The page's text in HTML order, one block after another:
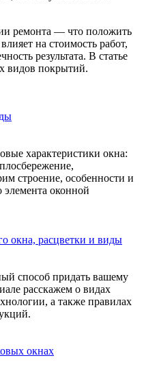
ремонта — что положить
на стоимость работ,
результата. В статье
видов покрытий.
характеристики окна:
строение, особенности и
элемента оконной
окна, расцветки и виды
способ придать вашему
расскажем о видах
а также правилах
окнах